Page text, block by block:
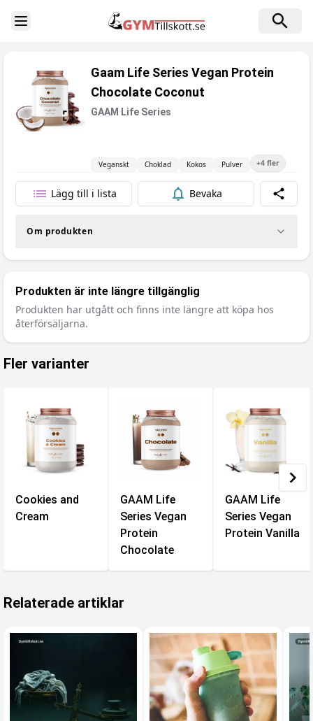
Toggle Sidebar
Gaam Life Series Vegan Protein
Chocolate Coconut
GAAM Life Series
Veganskt Choklad Kokos Pulver +4 fler
Lägg till i lista Bevaka Dela
Om produkten
Produkten är inte längre tillgänglig
Produkten har utgått och finns inte längre att köpa hos
återförsäljarna.
Fler varianter
Cookies and
Cream
GAAM Life
Series Vegan
Protein
Chocolate
GAAM Life
Series Vegan
Protein Vanilla
Relaterade artiklar